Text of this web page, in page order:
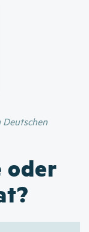
Deutschen
oder